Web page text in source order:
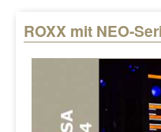
ROXX mit NEO-
Pages